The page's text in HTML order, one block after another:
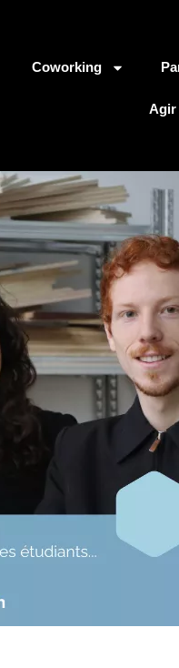
Coworking
Agir